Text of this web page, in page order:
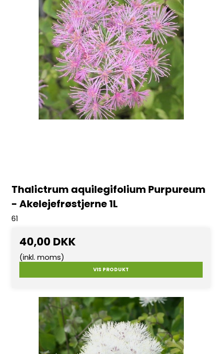
Thalictrum aquilegifolium Purpureum
- Akelejefrøstjerne 1L
61
40,00 DKK
(inkl. moms)
VIS PRODUKT